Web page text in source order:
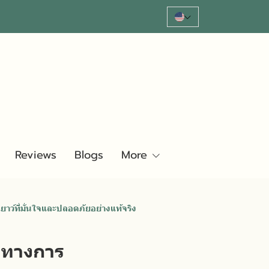
Reviews Blogs More
าว์ที่มั่นใจและปลอดภัยอย่างแท้จริง
างการ